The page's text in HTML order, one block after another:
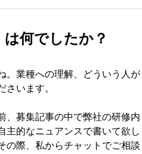
何でしたか？
。業種への理解、どういう人が
います。
、募集記事の中で弊社の研修内
主的なニュアンスで書いて欲し
の際、私からチャットでご相談